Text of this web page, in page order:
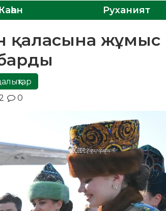
Руханият
қаласына жұмыс
0